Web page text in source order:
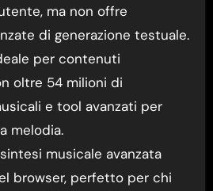
ma non offre
di generazione testuale.
per contenuti
oltre 54 milioni di
e tool avanzati per
melodia.
musicale avanzata
browser, perfetto per chi